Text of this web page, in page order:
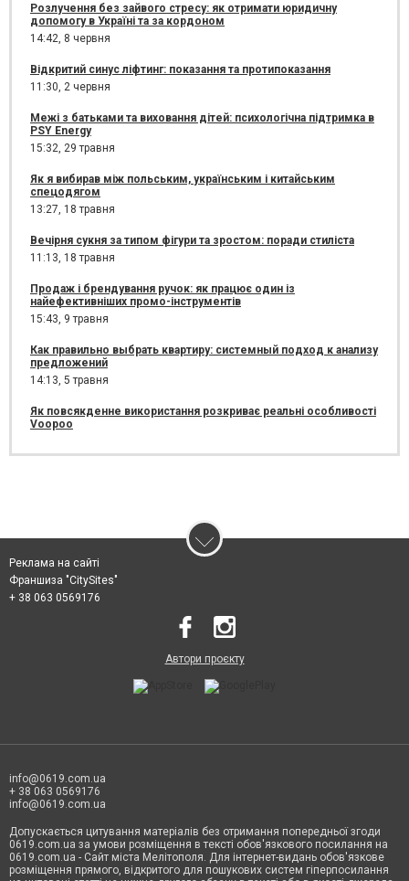
Розлучення без зайвого стресу: як отримати юридичну
допомогу в Україні та за кордоном
14:42, 8 червня
Відкритий синус ліфтинг: показання та протипоказання
11:30, 2 червня
Межі з батьками та виховання дітей: психологічна підтримка в
PSY Energy
15:32, 29 травня
Як я вибирав між польським, українським і китайським
спецодягом
13:27, 18 травня
Вечірня сукня за типом фігури та зростом: поради стиліста
11:13, 18 травня
Продаж і брендування ручок: як працює один із
найефективніших промо-інструментів
15:43, 9 травня
Как правильно выбрать квартиру: системный подход к анализу
предложений
14:13, 5 травня
Як повсякденне використання розкриває реальні особливості
Voopoo
Реклама на сайті
Франшиза "CitySites"
+ 38 063 0569176
Автори проєкту
info@0619.com.ua
+ 38 063 0569176
info@0619.com.ua
Допускається цитування матеріалів без отримання попередньої згоди
0619.com.ua за умови розміщення в тексті обов'язкового посилання на
0619.com.ua - Сайт міста Мелітополя. Для інтернет-видань обов'язкове
розміщення прямого, відкритого для пошукових систем гіперпосилання